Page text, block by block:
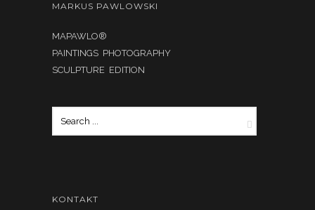
MARKUS PAWLOWSKI
MAPAWLO®
PAINTINGS PHOTOGRAPHY
SCULPTURE EDITION
KONTAKT